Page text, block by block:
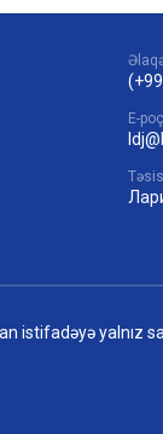
E-
istifadəyə